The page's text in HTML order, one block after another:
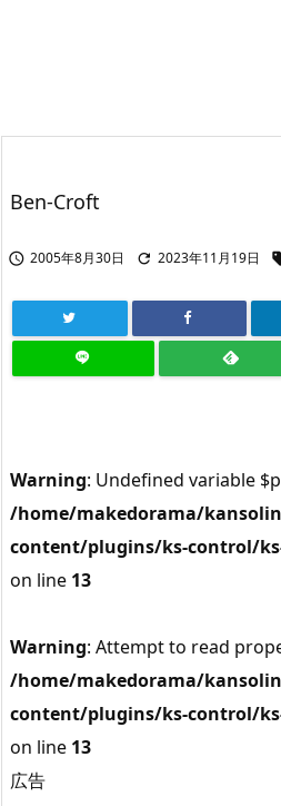
Ben-Croft
 2005年8月30日  2023年11月19日
Warning: Undefined variable
/home/makedorama/
content/plugins/ks-control/
on line 13
Warning: Attempt to read
/home/makedorama/
content/plugins/ks-control/
on line 13
広告